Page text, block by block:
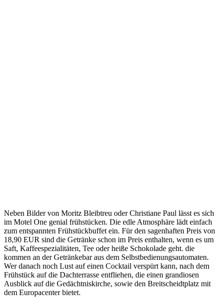
Neben Bilder von Moritz Bleibtreu oder Christiane Paul lässt es sich
im Motel One genial frühstücken. Die edle Atmosphäre lädt einfach
zum entspannten Frühstückbuffet ein. Für den sagenhaften Preis von
18,90 EUR sind die Getränke schon im Preis enthalten, wenn es um
Saft, Kaffeespezialitäten, Tee oder heiße Schokolade geht. die
kommen an der Getränkebar aus dem Selbstbedienungsautomaten.
Wer danach noch Lust auf einen Cocktail verspürt kann, nach dem
Frühstück auf die Dachterrasse entfliehen, die einen grandiosen
Ausblick auf die Gedächtniskirche, sowie den Breitscheidtplatz mit
dem Europacenter bietet.